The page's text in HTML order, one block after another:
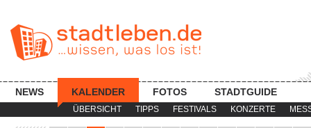
ÜBERSICHT TIPPS FESTIVALS KONZERTE
NEWS KALENDER FOTOS STADTGUIDE